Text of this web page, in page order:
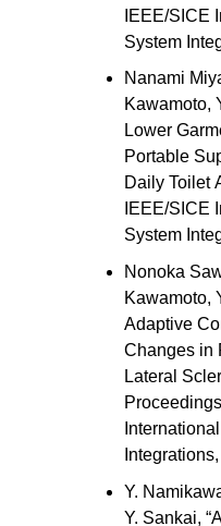
IEEE/SICE
System
Nanami
Kawamoto,
Lower
Portable
Daily Toilet
IEEE/SICE
System
Nonoka
Kawamoto,
Adaptive
Changes in
Lateral
Y.
Y. Sankai,